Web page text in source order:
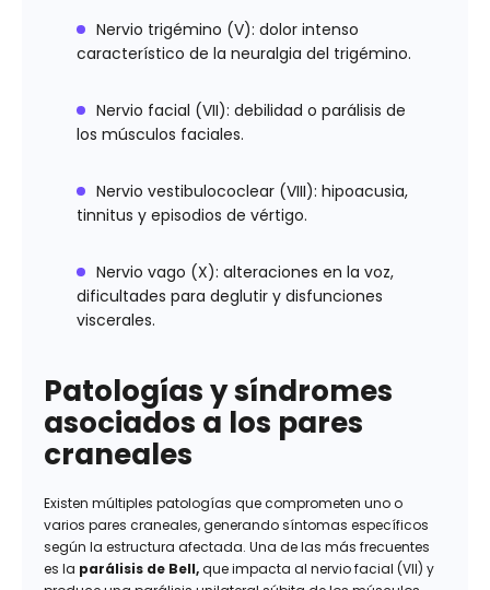
Nervio trigémino (V): dolor intenso
característico de la neuralgia del trigémino.
Nervio facial (VII): debilidad o parálisis de
los músculos faciales.
Nervio vestibulococlear (VIII): hipoacusia,
tinnitus y episodios de vértigo.
Nervio vago (X): alteraciones en la voz,
dificultades para deglutir y disfunciones
viscerales.
Patologías y síndromes
asociados a los pares
craneales
Existen múltiples patologías que comprometen uno o
varios pares craneales, generando síntomas específicos
según la estructura afectada. Una de las más frecuentes
es la parálisis de Bell,que impacta al nervio facial (VII) y